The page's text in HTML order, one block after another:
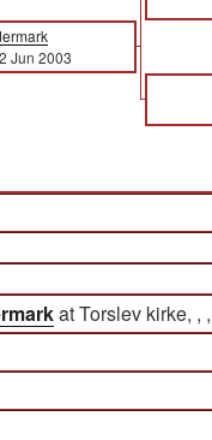
2 Jun 2003
at Torslev kirke, , ,